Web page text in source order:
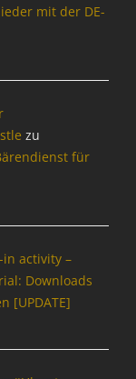
mit der DE-
zu
für
in activity –
Downloads
[UPDATE]